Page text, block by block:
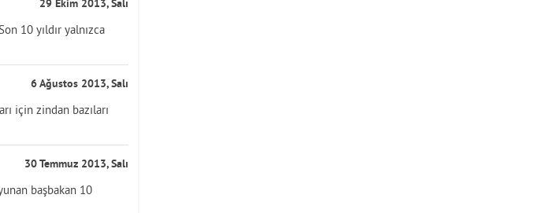
29 Ekim 2013, Salı
10 yıldır yalnızca
6 Ağustos 2013, Salı
için zindan bazıları
30 Temmuz 2013, Salı
başbakan 10